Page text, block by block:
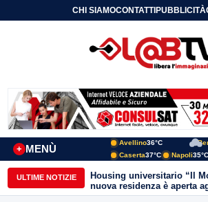
CHI SIAMOCONTATTIPUBBLICITÀ
MENÙ
+
Avellino36°C
Caserta37°C Napoli35°C
ULTIME NOTIZIE
Housing universitario “Il
nuova residenza è aperta
del Conservatorio “Nicola